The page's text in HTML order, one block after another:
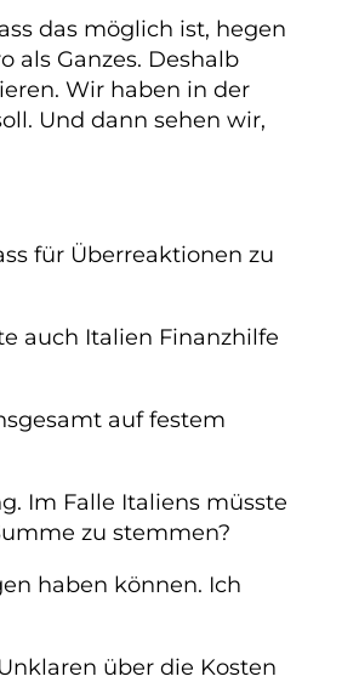
das möglich ist, hegen
als Ganzes. Deshalb
Wir haben in der
Und dann sehen wir,
für Überreaktionen zu
auch Italien Finanzhilfe
auf festem
Im Falle Italiens müsste
zu stemmen?
haben können. Ich
über die Kosten